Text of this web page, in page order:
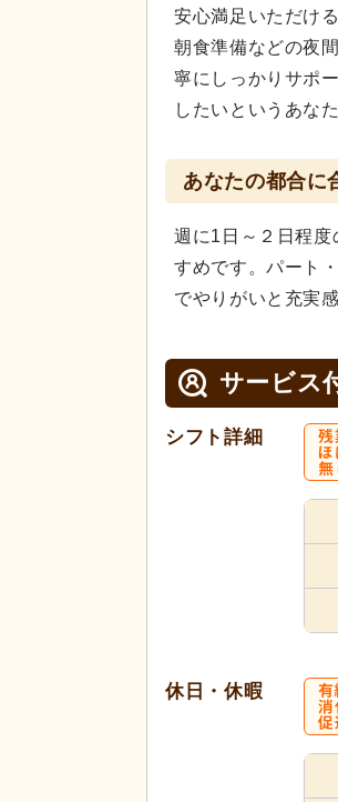
安心満足いただけ
朝食準備などの夜
寧にしっかりサポ
したいというあな
あなたの都合に
週に1日～２日程
すめです。パート
でやりがいと充実
サービス
シフト詳細
休日・休暇